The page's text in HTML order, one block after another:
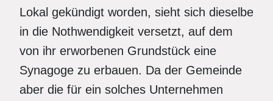
Lokal gekündigt worden, sieht sich dieselbe
in die Nothwendigkeit versetzt, auf dem
von ihr erworbenen Grundstück eine
Synagoge zu erbauen. Da der Gemeinde
aber die für ein solches Unternehmen